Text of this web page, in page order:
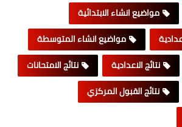
مواضيع انشاء الابتدائية
مواضيع انشاء المتوسطة
نتائج الاعدادية
نتائج الامتحانات
نتائج القبول المركزي